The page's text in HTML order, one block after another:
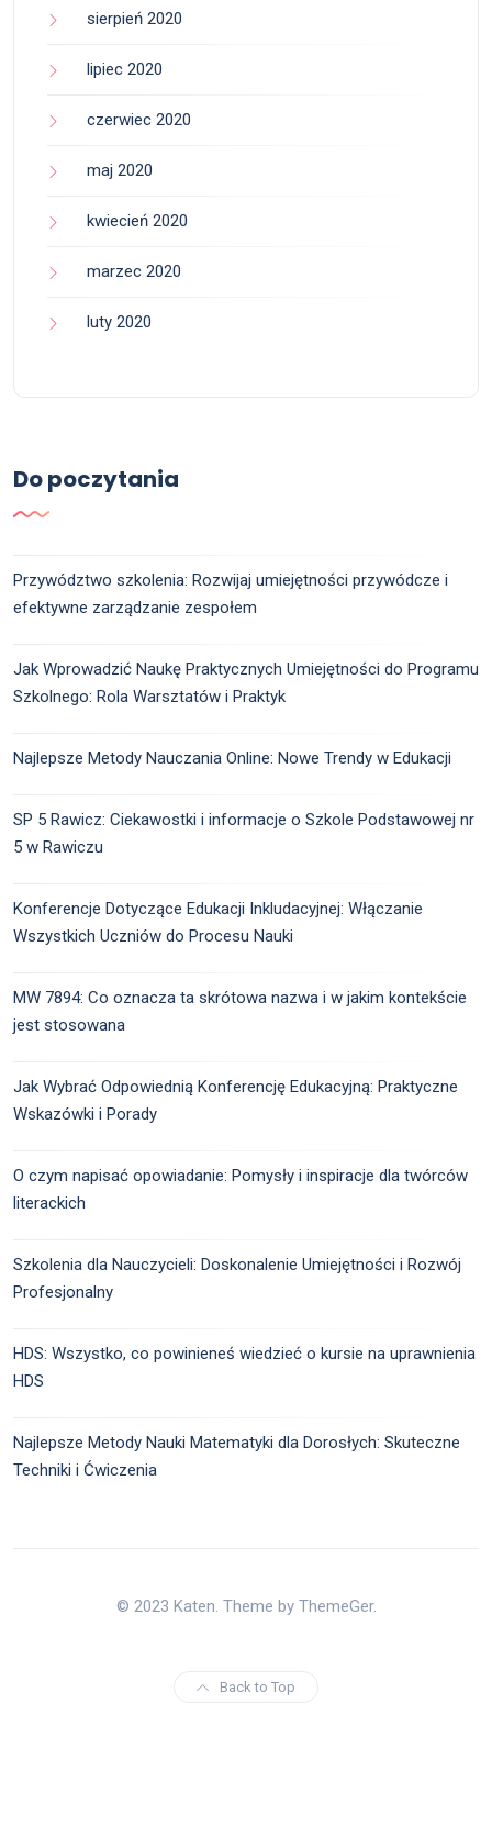
sierpień 2020
lipiec 2020
czerwiec 2020
maj 2020
kwiecień 2020
marzec 2020
luty 2020
Do poczytania
Przywództwo szkolenia: Rozwijaj umiejętności przywódcze i
efektywne zarządzanie zespołem
Jak Wprowadzić Naukę Praktycznych Umiejętności do Programu
Szkolnego: Rola Warsztatów i Praktyk
Najlepsze Metody Nauczania Online: Nowe Trendy w Edukacji
SP 5 Rawicz: Ciekawostki i informacje o Szkole Podstawowej nr
5 w Rawiczu
Konferencje Dotyczące Edukacji Inkludacyjnej: Włączanie
Wszystkich Uczniów do Procesu Nauki
MW 7894: Co oznacza ta skrótowa nazwa i w jakim kontekście
jest stosowana
Jak Wybrać Odpowiednią Konferencję Edukacyjną: Praktyczne
Wskazówki i Porady
O czym napisać opowiadanie: Pomysły i inspiracje dla twórców
literackich
Szkolenia dla Nauczycieli: Doskonalenie Umiejętności i Rozwój
Profesjonalny
HDS: Wszystko, co powinieneś wiedzieć o kursie na uprawnienia
HDS
Najlepsze Metody Nauki Matematyki dla Dorosłych: Skuteczne
Techniki i Ćwiczenia
© 2023 Katen. Theme by ThemeGer.
Back to Top